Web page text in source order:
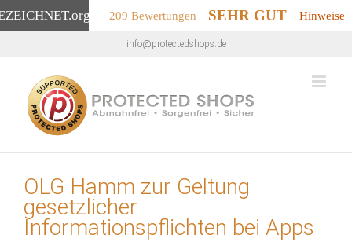
.org 209 Bewertungen SEHR GUT Hinweise
Inhalt
springen
info@protectedshops.de
OLG Hamm zur Geltung
gesetzlicher
Informationspflichten bei Apps